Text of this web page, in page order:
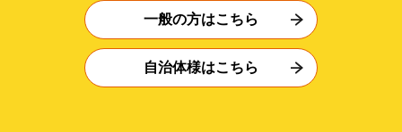
一般の方はこちら
自治体様はこちら